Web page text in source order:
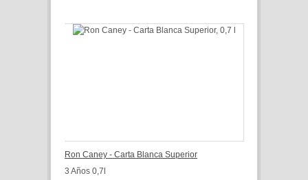
Ron Caney - Carta Blanca Superior
3 Años 0,7l